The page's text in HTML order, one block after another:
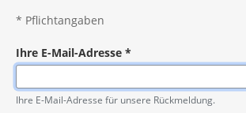
* Pflichtangaben
Ihre E-Mail-Adresse *
Pflichtangabe
Ihre E-Mail-Adresse für unsere Rückmeldung.